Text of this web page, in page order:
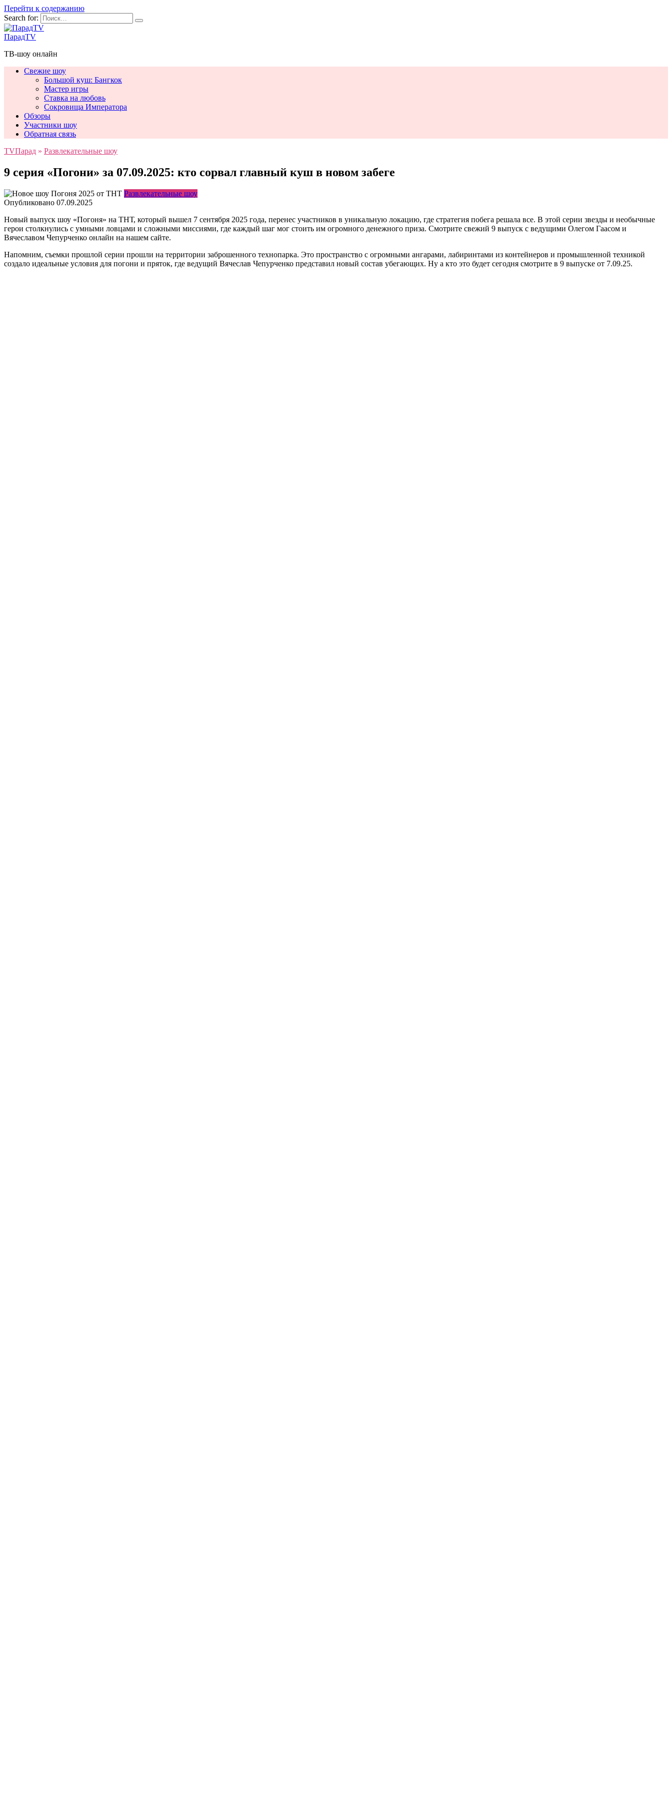
Перейти к содержанию
Search for:
ПарадTV
ТВ-шоу онлайн
Свежие шоу
Большой куш: Бангкок
Мастер игры
Ставка на любовь
Сокровища Императора
Обзоры
Участники шоу
Обратная связь
TVПарад » Развлекательные шоу
9 серия «Погони» за 07.09.2025: кто сорвал главный куш в новом забеге
Развлекательные шоу
Опубликовано 07.09.2025
Новый выпуск шоу «Погоня» на ТНТ, который вышел 7 сентября 2025 года, перенес участников в уникальную локацию, где стратегия побега решала все. В этой серии звезды и необычные
герои столкнулись с умными ловцами и сложными миссиями, где каждый шаг мог стоить им огромного денежного приза. Смотрите свежий 9 выпуск с ведущими Олегом Гаасом и
Вячеславом Чепурченко онлайн на нашем сайте.
Напомним, съемки прошлой серии прошли на территории заброшенного технопарка. Это пространство с огромными ангарами, лабиринтами из контейнеров и промышленной техникой
создало идеальные условия для погони и пряток, где ведущий Вячеслав Чепурченко представил новый состав убегающих. Ну а кто это будет сегодня смотрите в 9 выпуске от 7.09.25.